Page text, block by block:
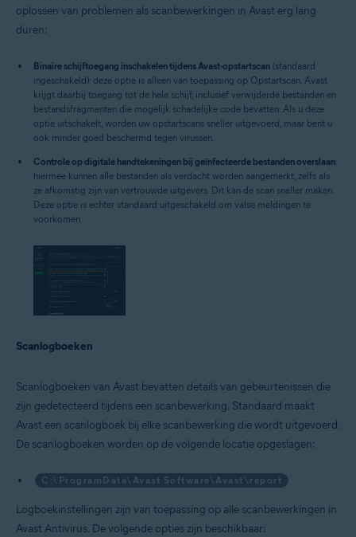
oplossen van problemen als scanbewerkingen in Avast erg lang
duren:
Binaire schijftoegang inschakelen tijdens Avast-opstartscan (standaard
ingeschakeld): deze optie is alleen van toepassing op Opstartscan. Avast
krijgt daarbij toegang tot de hele schijf, inclusief verwijderde bestanden en
bestandsfragmenten die mogelijk schadelijke code bevatten. Als u deze
optie uitschakelt, worden uw opstartscans sneller uitgevoerd, maar bent u
ook minder goed beschermd tegen virussen.
Controle op digitale handtekeningen bij geïnfecteerde bestanden overslaan:
hiermee kunnen alle bestanden als verdacht worden aangemerkt, zelfs als
ze afkomstig zijn van vertrouwde uitgevers. Dit kan de scan sneller maken.
Deze optie is echter standaard uitgeschakeld om valse meldingen te
voorkomen.
Scanlogboeken
Scanlogboeken van Avast bevatten details van gebeurtenissen die
zijn gedetecteerd tijdens een scanbewerking. Standaard maakt
Avast een scanlogboek bij elke scanbewerking die wordt uitgevoerd.
De scanlogboeken worden op de volgende locatie opgeslagen:
C:\ProgramData\Avast Software\Avast\report
Logboekinstellingen zijn van toepassing op alle scanbewerkingen in
Avast Antivirus. De volgende opties zijn beschikbaar: